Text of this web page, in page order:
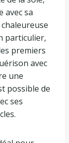
avec sa
particulier,
premiers
avec
une
possible de
ses